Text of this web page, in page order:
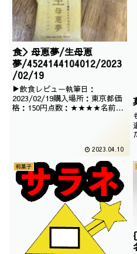
食＞母恵夢/生母恵
夢/4524144104012/2023
/02/19
▶飲食レビュー執筆日：
2023/02/19購入場所：東京都価
格：150円点数：★★★★名前は
2023.04.10
和菓子